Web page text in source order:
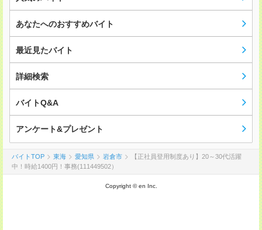
あなたへのおすすめバイト
最近見たバイト
詳細検索
バイトQ&A
アンケート&プレゼント
バイトTOP 東海 愛知県 岩倉市
【正社員登用制度あり】20～30代活躍
中！時給1400円！事務(111449502）
Copyright © en Inc.